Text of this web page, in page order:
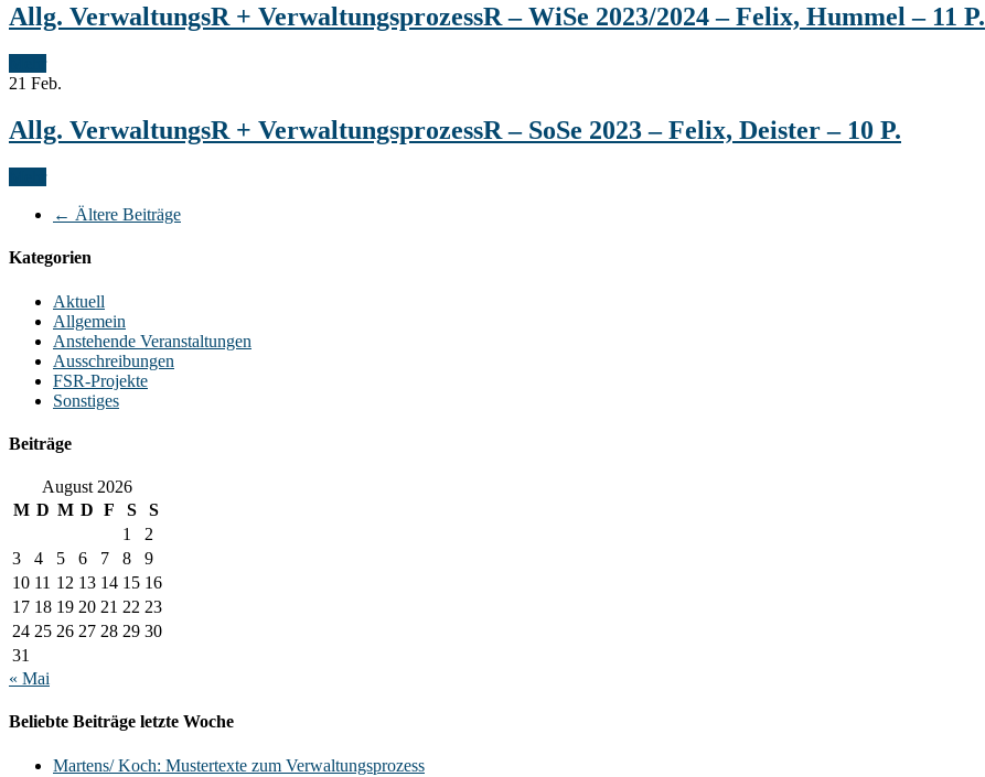
Allg. VerwaltungsR + VerwaltungsprozessR – WiSe 2023/2024 – Felix, Hummel – 11 P.
21 Feb.
Allg. VerwaltungsR + VerwaltungsprozessR – SoSe 2023 – Felix, Deister – 10 P.
← Ältere Beiträge
Kategorien
Aktuell
Allgemein
Anstehende Veranstaltungen
Ausschreibungen
FSR-Projekte
Sonstiges
Beiträge
August 2026
M D M D F S
S
1
2
3
4 5 6 7 8
9
10 11 12 13 14 15 16
17 18 19 20 21 22 23
24 25 26 27 28 29 30
31
« Mai
Beliebte Beiträge letzte Woche
Martens/ Koch: Mustertexte zum Verwaltungsprozess